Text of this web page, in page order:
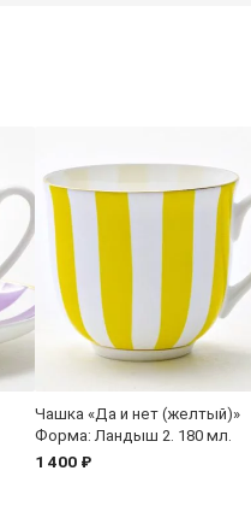
Чашка «Да и нет (желтый)»
Форма: Ландыш 2. 180 мл.
1 400 ₽